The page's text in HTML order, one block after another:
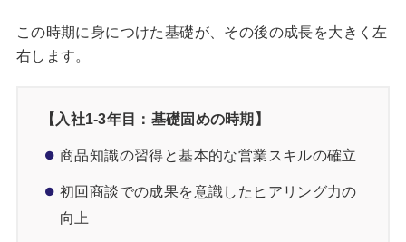
この時期に身につけた基礎が、その後の成長を大きく左
右します。
【入社1-3年目： 基礎固めの時期】
商品知識の習得と基本的な営業スキルの確立
初回商談での成果を意識したヒアリング力の
向上